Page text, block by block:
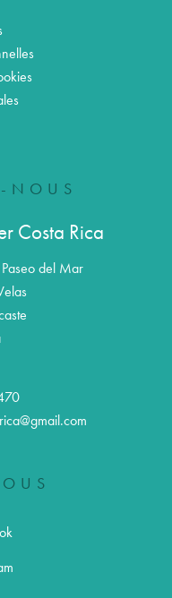
NOUS
Costa Rica
del Mar